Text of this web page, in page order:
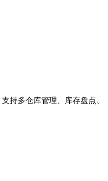
持多仓库管理、库存盘点、